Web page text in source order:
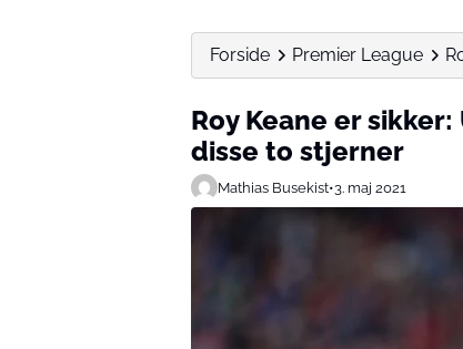
Forside Premier League
Roy Keane er
disse to stjerner
Mathias Busekist•3. maj 2021